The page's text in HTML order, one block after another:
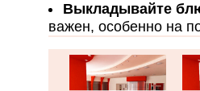
Выкладывайте
важен, особенно на